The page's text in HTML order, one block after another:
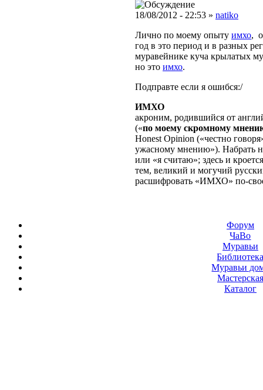
18/08/2012 - 22:53 » natiko
Лично по моему опыту имхо,
год в это период и в разных
муравейнике куча крылатых
но это имхо.
Подправте если я ошибся:/
ИМХО
акроним, родившийся от
(«по моему скромному
Honest Opinion («честно
ужасному мнению»). Набрать
или «я считаю»; здесь и
тем, великий и могучий
расшифровать «ИМХО» по-
Форум
ЧаВо
Муравьи
Муравьи
Мастерская
Каталог